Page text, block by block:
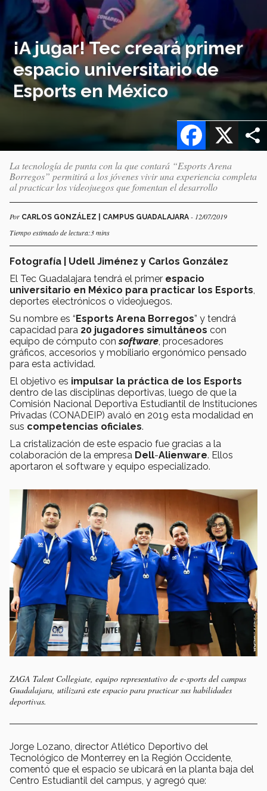
¡A jugar! Tec creará primer
espacio universitario de
Esports en México
X
Facebook
La tecnología de punta con la que contará “Esports Arena
Borregos” permitirá a los jóvenes vivir una experiencia completa
al practicar los videojuegos que fomentan el desarrollo
Por CARLOS GONZÁLEZ | CAMPUS GUADALAJARA - 12/07/2019
Tiempo estimado de lectura:3 mins
Fotografía | Udell Jiménez y Carlos González
El Tec Guadalajara tendrá el primer espacio
universitario en México para practicar los Esports
deportes electrónicos o videojuegos.
Su nombre es “Esports Arena Borregos” y tendrá
capacidad para 20 jugadores simultáneos con
equipo de cómputo con software , procesadores
gráficos, accesorios y mobiliario ergonómico pensado
para esta actividad.
El objetivo es impulsar la práctica de los Esports
dentro de las disciplinas deportivas, luego de que la
Comisión Nacional Deportiva Estudiantil de Instituciones
Privadas (CONADEIP) avaló en 2019 esta modalidad en
sus competencias oficiales.
La cristalización de este espacio fue gracias a la
colaboración de la empresa Dell-Alienware. Ellos
aportaron el software y equipo especializado.
ZAGA Talent Collegiate, equipo representativo de e-sports del campus
Guadalajara, utilizará este espacio para practicar sus habilidades
deportivas.
Jorge Lozano, director Atlético Deportivo del
Tecnológico de Monterrey en la Región Occidente,
comentó que el espacio se ubicará en la planta baja del
Centro Estudiantil del campus, y agregó que: